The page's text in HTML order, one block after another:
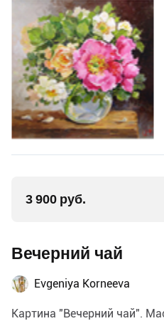
3 900 руб.
Вечерний чай
Evgeniya Korneeva
Картина "Вечерний чай".